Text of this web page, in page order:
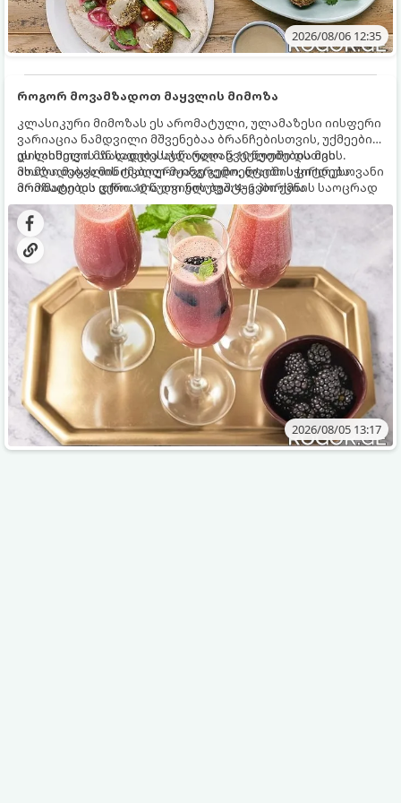
2026/08/06 12:35
როგორ მოვამზადოთ მაყვლის მიმოზა
კლასიკური მიმოზას ეს არომატული, ულამაზესი იისფერი
ვარიაცია ნამდვილი მშვენებაა ბრანჩებისთვის, უქმეების
დილისთვის ან სადღესასწაულო წვეულებებისთვის.
ახალი მაყვლის ტკბილ-მჟავე გემო, ლაიმის ციტრუსოვანი
არომატი და ცქრიალა ღვინის ბუშტუკები ქმნის საოცრად
დახვეწილ და მაგრილებელ კოქტეილს.
ეს სასმელი მზადდება სულ რაღაც 10 წუთში და მის
მომზადებას მინიმალური ინგრედიენტები სჭირდება.
მომზადების დრო: 10 წუთი ულუფა: 4–6 პორცია
2026/08/05 13:17